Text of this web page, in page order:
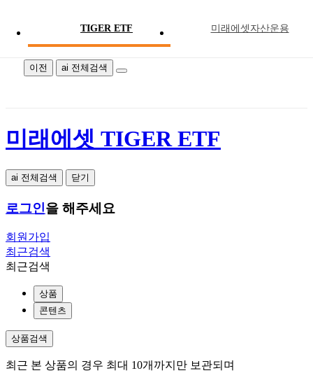
TIGER ETF 미래에셋자산운용
미래에셋 TIGER ETF
이전 ai 전체검색
미래에셋 TIGER ETF
ai 전체검색 닫기
로그인을 해주세요
회원가입
최근검색
최근검색
상품
콘텐츠
상품검색
최근 본 상품의 경우 최대 10개까지만 보관되며